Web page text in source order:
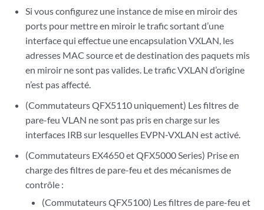
Si vous configurez une instance de mise en miroir des
ports pour mettre en miroir le trafic sortant d’une
interface qui effectue une encapsulation VXLAN, les
adresses MAC source et de destination des paquets mis
en miroir ne sont pas valides. Le trafic VXLAN d’origine
n’est pas affecté.
(Commutateurs QFX5110 uniquement) Les filtres de
pare-feu VLAN ne sont pas pris en charge sur les
interfaces IRB sur lesquelles EVPN-VXLAN est activé.
(Commutateurs EX4650 et QFX5000 Series) Prise en
charge des filtres de pare-feu et des mécanismes de
contrôle :
(Commutateurs QFX5100) Les filtres de pare-feu et